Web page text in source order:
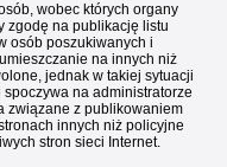
wobec których organy
zgodę na publikację listu
osób poszukiwanych i
na innych niż
jednak w takiej sytuacji
na administratorze
związane z publikowaniem
innych niż policyjne
stron sieci Internet.